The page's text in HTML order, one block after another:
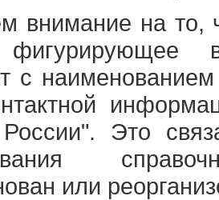
внимание на то,
с
Это
или